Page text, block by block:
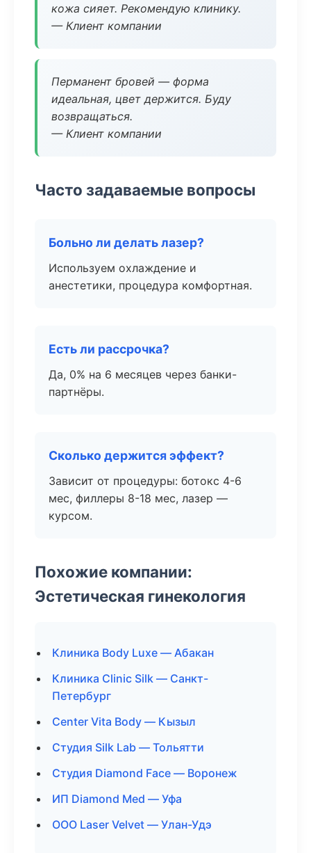
кожа сияет. Рекомендую клинику.
— Клиент компании
Перманент бровей — форма
идеальная, цвет держится. Буду
возвращаться.
— Клиент компании
Часто задаваемые вопросы
Больно ли делать лазер?
Используем охлаждение и
анестетики, процедура комфортная.
Есть ли рассрочка?
Да, 0% на 6 месяцев через банки-
партнёры.
Сколько держится эффект?
Зависит от процедуры: ботокс 4-6
мес, филлеры 8-18 мес, лазер —
курсом.
Похожие компании:
Эстетическая гинекология
Клиника Body Luxe — Абакан
Клиника Clinic Silk — Санкт-
Петербург
Center Vita Body — Кызыл
Студия Silk Lab — Тольятти
Студия Diamond Face — Воронеж
ИП Diamond Med — Уфа
ООО Laser Velvet — Улан-Удэ